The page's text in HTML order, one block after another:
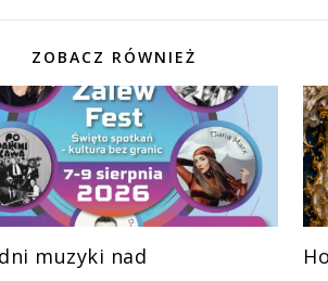
ZOBACZ RÓWNIEŻ
muzyki nad